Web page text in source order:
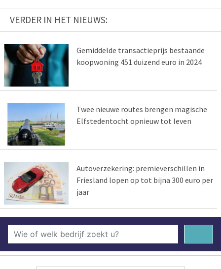
VERDER IN HET NIEUWS:
Gemiddelde transactieprijs bestaande
koopwoning 451 duizend euro in 2024
Twee nieuwe routes brengen magische
Elfstedentocht opnieuw tot leven
Autoverzekering: premieverschillen in
Friesland lopen op tot bijna 300 euro per
jaar